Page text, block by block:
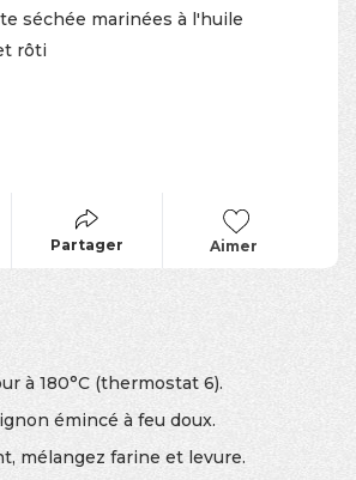
séchée marinées à l'huile
rôti
Partager Aimer
à 180°C (thermostat 6).
émincé à feu doux.
mélangez farine et levure.